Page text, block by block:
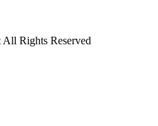
Rights Reserved